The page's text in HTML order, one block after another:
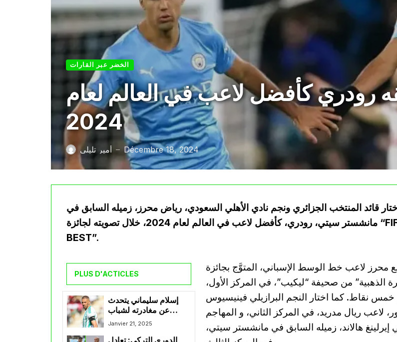
الخضر عبر القارات
رودري كأفضل لاعب في العالم لعام
2024
أمير تليلي — Décembre 18, 2024
قائد المنتخب الجزائري ونجم نادي الأهلي السعودي، رياض محرز، زميله السابق في
مانشستر سيتي، رودري، كأفضل لاعب في العالم لعام 2024، خلال تصويته لجائزة “FIFA THE
BEST”.
PLUS D'ACTICLES
إسلام سليماني يتحدث
عن مغادرته لشباب
بلوزداد، تجربته مع
Janvier 21, 2025
محرز لاعب خط الوسط الإسباني، المتوَّج بجائزة
الذهبية” من صحيفة “ليكيب”، في المركز الأول،
خمس نقاط. كما اختار النجم البرازيلي فينيسيوس
لاعب ريال مدريد، في المركز الثاني، و المهاجم
إيرلينغ هالاند، زميله السابق في مانشستر سيتي،